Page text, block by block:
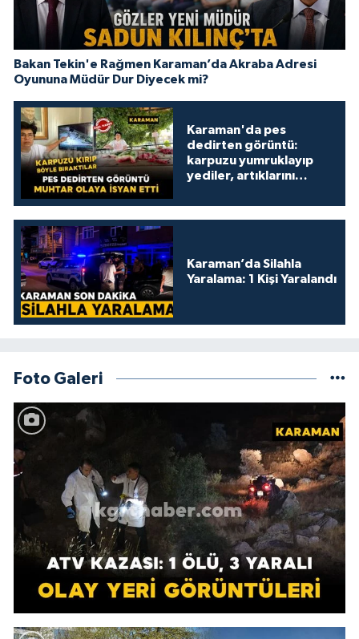
Bakan Tekin'e Rağmen Karaman’da Akraba Adresi
Oyununa Müdür Dur Diyecek mi?
Karaman'da pes
dedirten görüntü:
karpuzu yumruklayıp
yediler, artıklarını
Karaman’da Silahla
Yaralama: 1 Kişi Yaralandı
Foto Galeri